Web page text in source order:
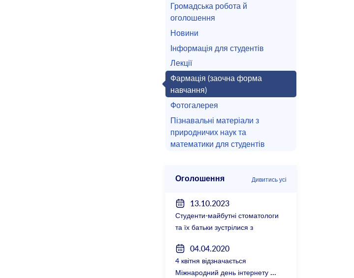
Громадська робота й
оголошення
Новини
Інформація для студентів
Лекції
Фармація (заочна форма
навчання)
Фотогалерея
Пізнавальні матеріали з
природничих наук та
математики для студентів
Оголошення Дивитись усі
13.10.2023
Студенти-майбутні стоматологи
та їх батьки зустрілися з
04.04.2020
4 квітня відзначається
Міжнародний день інтернету